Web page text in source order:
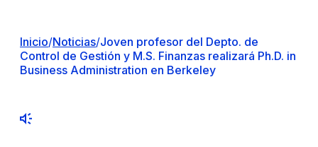
Inicio/Noticias/Joven profesor del Depto. de
Control de Gestión y M.S. Finanzas realizará Ph.D. in
Business Administration en Berkeley